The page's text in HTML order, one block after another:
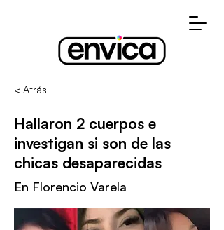
< Atrás
Hallaron 2 cuerpos e
investigan si son de las
chicas desaparecidas
En Florencio Varela